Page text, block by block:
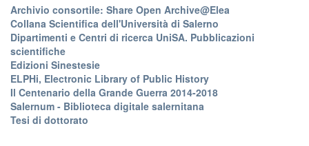
Archivio consortile: Share Open Archive@Elea
Collana Scientifica dell'Università di Salerno
Dipartimenti e Centri di ricerca UniSA. Pubblicazioni
scientifiche
Edizioni Sinestesie
ELPHi, Electronic Library of Public History
Il Centenario della Grande Guerra 2014-2018
Salernum - Biblioteca digitale salernitana
Tesi di dottorato